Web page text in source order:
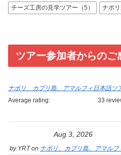
チーズ工房の見学ツアー（5） ナポ
ツアー参加者からのご
ナポリ、カプリ島、アマルフィ日本語ツ
Average rating:
33
Aug 3, 2026
by YRTon ナポリ、カプリ島、アマル